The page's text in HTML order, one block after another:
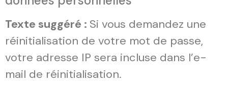
Texte suggéré : Si vous demandez une
réinitialisation de votre mot de passe,
votre adresse IP sera incluse dans l’e-
mail de réinitialisation.